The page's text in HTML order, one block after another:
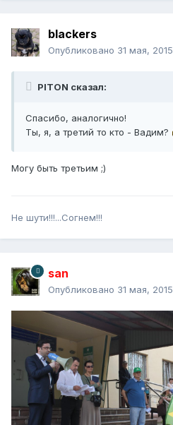
blackers
Опубликовано 31 мая, 2015
PITON сказал:
Спасибо, аналогично!
Ты, я, а третий то кто - Вадим?
Могу быть третьим ;)
Не шути!!!...Согнем!!!
san
Опубликовано 31 мая, 2015